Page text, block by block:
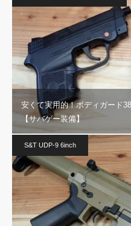
安くて実用的！ボディガード
【サバゲー装備】
S&T UDP-9 6inch